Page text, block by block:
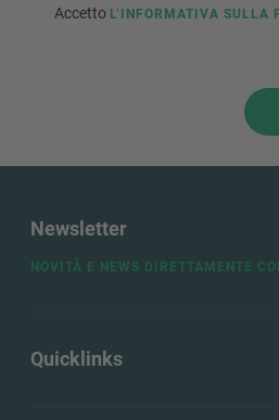
Accetto L’INFORMATIVA SULLA
Quicklinks
Newsletter
NOVITÀ E NEWS DIRETTAMENTE